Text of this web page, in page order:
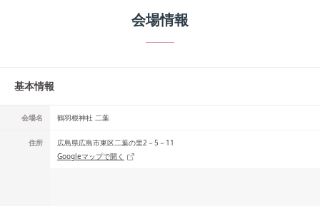
会場情報
基本情報
会場名 鶴羽根神社 二葉
住所
広島県広島市東区二葉の里2－5－11
Googleマップで開く